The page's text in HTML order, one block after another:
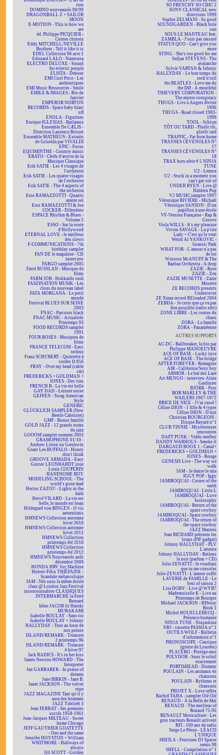
rien
DOMINO nouveautés 98/99
DRAGONBALL Z + SAILOR
MOON
E-MOTION - This is how we
are
éd. Philippe PICQUIER -
Contes chinois
Eddy MITCHELL/NEVILLE
Brothers - Tell it like it is
EDEL Collection 96 acte 1
Edouard LALO - Namouna
ELECTRO DELUXE - Sound
for eclectic people
ELISTA - Debout
EMI Cool Price - Les
authentiques
EMI Music Ressources - Smile
EMILE & IMAGES - Rio de
Janvier
EMPEROR NORTON
RECORDS - Space baby blast
off
ENOLA - Figurines
Enrique IGLESIAS - Bailamos
Ensemble De CÆLIS -
Direction Laurence Brisset
Ensemble MATHEUS - Extraits
de Griselda par VIVALDI
EPIC - Focus
EQUIMINTHE - Country music
ERATO - Chefs d'œuvre de la
Musique Classique
Erik SATIE - Les 4 visages de
l'orchestre
Erik SATIE - Les quatre visages
de l'orchestre
Erik SATIE - The 4 aspects of
the orchestra
Eros RAMAZZOTTI - Quanto
amore sei
Eros RAMAZZOTTI & Joe
COCKER - Difendero
ESPACE Rhythm & Blues -
Volume 2
ESSO - Sur la route
d'Hollywood
ETERNAL LOVE - le meilleur
des slows
F-COMMUNICATIONS - 7th
birthday sampler
FAN DE le magazine - CD
interview
FARGO sampler 2005
Farid RUSSLAN - Musique de
films
FARM JOB - Hokkaïdo rush
FASZINATION MUSIK - Les
clous du nouveau label
FATA MORGANA - Le petit
monde
Festival BLUES SUR SEINE
2003
FNAC - Parcours black
FNAC MUSIC - Actualités
Printemps 93
FOOD RECORDS sampler
1991
FOUR ROSES - Musiques de
films
FRANCE TELECOM - Easy
techno
Franz SCHUBERT - Quintette à
cordes D.956
FRAY - Over my head (cable
car)
FREDERICKS + GOLDMAN +
JONES - Des vies
FRENCH B - La vie est belle
GAY DAD - Leisure noise
GEFFEN - Swag American
Style
GENERIC
GLÜCKLICH SAMPLER (New
Beetle Cabriolet)
GMF - Bonus famille
GOLD JAZZ - 12 grands noms
du jazz
GOOOM sampler summer 2003
GRAMOPHONE 01/10 -
Andrew Litton on Gershwin
Grant Lee BUFFALO - Honey
don't think
GROOVE ARMADA - Easy
Gustav LEONHARDT joue
Louis COUPERIN
HANDSOME BOY
MODELING SCHOOL - The
world's gone mad
Hector ZAZOU - Lights in the
dark
Hervé VILARD - La vie est
belle, le monde est beau
Hildegard von BINGEN - O vis
aeternitatis
HMNEWS Collection automne
hiver 2010
HMNEWS Collection automne
hiver 2011
HMNEWS Collection
printemps été 2010
HMNEWS Collection
printemps été 2012
HMNEWS Nouveautés août
décembre 2009
HONDA HRV Joy Machine
Hubert-Félix THIÉFAINE -
Scandale mélancolique
IAM - Nés sous la même étoile
iJazz @ London Jazz Festival
incontournables CLASSIQUES
INTERMARCHÉ la Ferté
Bernard
Irène JACOB lit Haruki
MURAKAMI
Isabelle BOULAY - Sans toi
Isabelle BOULAY + Johnny
HALLYDAY - Tout au bout de
nos peines
ISLAND/REMARK - Treasure
2 printemps 96
ISLAND/REMARK - Treasure
4 hiver 97
Jack RADICS - It's in her kiss
James Newton HOWARD - The
Interpreter
Jan GARBAREK - In praise of
dreams
Jane BIRKIN - Jane B.
Janet JACKSON - The velvet
rope
JAZZ MAGAZINE Tant qu'il y
aura des hommes
JAZZ Tublieft 3
Jean FERRAT - Ses premiers
succès 1958-1961
Jean-Jacques MILTEAU - Sweet
home Chicago
JEFF GAUTHIER GOATETTE
- One and the same
Jennifer HOYSTON + William
WHITMORE - Hallways of
always
Jill SCOTT - Golden
SO FRENCHY SO CHIC 2
SONY CLASSICAL new
directions 1999
Sophie ZELMANI - So good
SOUNDGARDEN - Black hole
sun
SOUS LE MANTEAU feat.
ZAMBLA - J'suis pas rassuré
STATUS QUO - Can't give you
more
STING - She's too good for me
Sufjan STEVENS - The
avalanche
Sylvie VARTAN & Johnny
HALLYDAY - Le bon temps du
rock'n'roll
the BEATLES - Love me do
the DØ - A mouthful
THIEVERY CORPORATION -
The mirror conspiracy
THUGS - Live à Angers février
1996
THUGS - Road closed 1983-
1999
TOOL - Schism
TÔT OU TARD - Plutôt tôt,
plutôt tard
TRAFFIC - Far from home
TRANSES CÉVENOLES N°
17
TRANSES CÉVENOLES N°
18
TRAX hors série # 5 NINJA
TUNE
U2 - Lemon
U2 - Stuck in a moment you
can't get out of
UNDER BYEN - Live @
Haldern Pop
V2 MUSIC sampler 1997
Véronique RIVIÈRE - Michaël
Véronique SANSON - D'un
papillon à une étoile
VF-Version Française - Rap &
Groove
Viola WILLS - It's my pleasure
Vivien SAVAGE - La p'tite
Lady + C'est qu'le vent
Weird Al YANKOVIC -
Jurassic Park
WHAT FOR - L'amour n'a pas
de loi
Winston McANUFF & The
Bazbaz Orchestra - A drop
ZAZIE - Rose
ZAZIE - Zen
ZAZIE MUSETTE - Zazie
Musette
ZE RECORDS presents
Undercover
ZE Xmas record REloaded 2004
ZEBDA - Je crois que ça va pas
être possible (radio edit)
ZONE LIBRE - Les contes du
chaos
ZORA - La famille
ZORA - Panaméenne
AUTRES SUPPORTS
AC-DC - Ballbreaker, la bio par
Philippe MANOEUVRE
ACE OF BASE - Lucky love
ACE OF BASE - The bridge
AFTER FOREVER - Remagine
AIR - Californie/Sexy boy
ARMOR - Le bal des Laze
Art MENGO - interview Alain
Gardinier
BJÖRK - Post
BOB MARLEY & THE
WAILERS 1967-1972
BRICE DE NICE - J't'ai cassé !
Céline DION - 1 fille & 4 types
Céline DION - D'eux
Christian BOURGEOIS -
Disque Bayard n°1
CLUB TINNIE - Mystérieuses
rencontres
DAFT PUNK - Vidéo medley
DANDY WARHOLS - Smoke it
DARGAUD BOOX 1 - Canal+
FREDERICKS + GOLDMAN +
JONES - Rouge
GENESIS Live - The way we
walk
IAM - Je danse le mia
IGGY POP - Iggy
JAMIROQUAI - Corner of the
earth
JAMIROQUAI - Little L
JAMIROQUAI - Love
foolosophy
JAMIROQUAI - Return of the
space cowboy
JAMIROQUAI - Space cowboy
JAMIROQUAI - The return of
the space cowboy
JAZZ Masters
Jean RICHARD présente les
loups (PIF gadget)
Johnny HALLYDAY - PLV
L'attente
Johnny HALLYDAY - Retiens
la nuit (parfum + CD)
Julie ZENATTI - Je voudrais
que tu me consoles
Julie ZENATTI - L'amour suffit
LAVERIE de FAMILLE - Le
best of saison 2
Lisa DOBY - Live @ WYB7
Mademoiselle K - Live au
Printemps de Bourges
Michael JACKSON - HIStory
Book 1
Michel HOUELLEBECQ -
Présence humaine
NINJA TUNE - Ninjaskinz
NRJ - cassette PASSOA n° 1
OUTILS WOLF - Bulletin
d'information n°1
PHONOSCOPE - Cantique
(grotte de Lourdes)
PLACEBO - Protège-moi
POLYDOR - Sous le soleil
exactement
PORTISHEAD - Dummy
POULAIN - Les animaux en
chansons
POULAIN - Rythmes et
chansons
PROJET X - Love reflex
Rachid TAHA - sampler Olé Olé
RENAUD - À la Belle de Mai
RENAUD - The meilleur of
Renaud 75-95
RENAULT Motoculture - Les
gros tracteurs Renault arrivent
RFI - 100 ans de radio
Serge Le Péron - LÉAUD
L'UNIQUE
SHEILA - Feutrines DJ Spacer
remix 98
SHELL - Compilation n° 1